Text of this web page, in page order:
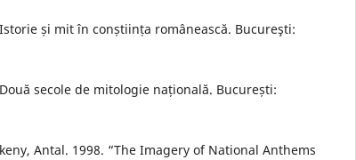
și mit în conștiința românească. Bucureşti:
secole de mitologie națională. București:
Antal. 1998. “The Imagery of National Anthems